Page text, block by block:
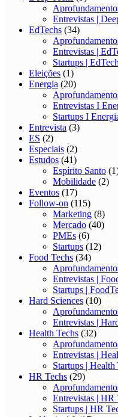
Entrevistas |
EdTechs (34)
Entrevistas |
Startups |
Eleições (1)
Energia (20)
Entrevistas I
Startups I
Entrevista (3)
ES (2)
Especiais (2)
Estudos (41)
Espírito Santo
Mobilidade (2)
Eventos (17)
Follow-on (115)
Marketing (8)
Mercado (40)
PMEs (6)
Startups (12)
Food Techs (34)
Entrevistas |
Startups |
Hard Sciences (10)
Entrevistas |
Health Techs (32)
Entrevistas |
Startups | Health
HR Techs (29)
Entrevistas | HR
Startups | HR